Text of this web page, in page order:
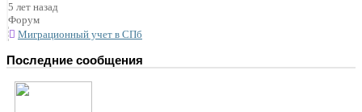
5 лет назад
Форум
Миграционный учет в СПб
Последние сообщения